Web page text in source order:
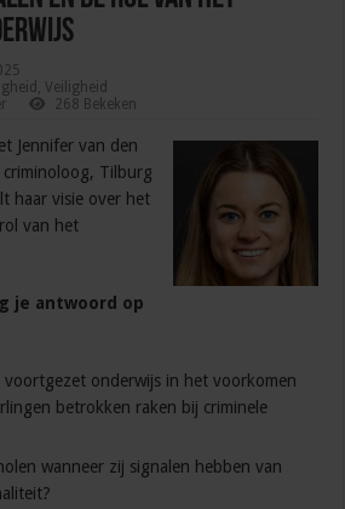
,Veiligheid
268 Bekeken
Jennifer van den
Tilburg
haar visie over het
van het
je antwoord op
onderwijs in het voorkomen
betrokken raken bij criminele
wanneer zij signalen hebben van